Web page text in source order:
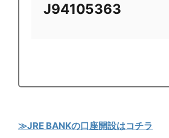
J94105363
≫JRE BANKの口座開設はコチラ